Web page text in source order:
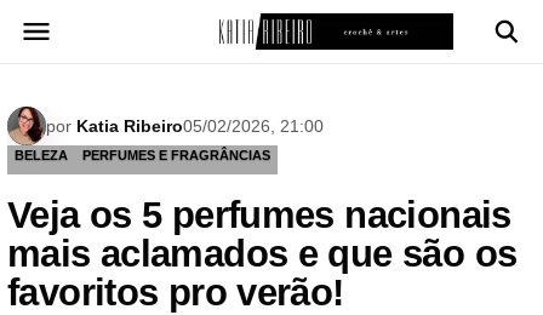
para
por Katia Ribeiro05/02/2026, 21:00
BELEZA PERFUMES E FRAGRÂNCIAS
Veja os 5 perfumes nacionais
mais aclamados e que são os
favoritos pro verão!